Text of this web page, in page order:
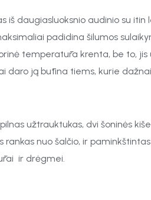
iš daugiasluoksnio audinio su itin
padidina šilumos
temperatūra krenta, be to,
daro ją būtina tiems, kurie
užtrauktukas, dvi šoninės
rankas nuo šalčio, ir
ir drėgmei.